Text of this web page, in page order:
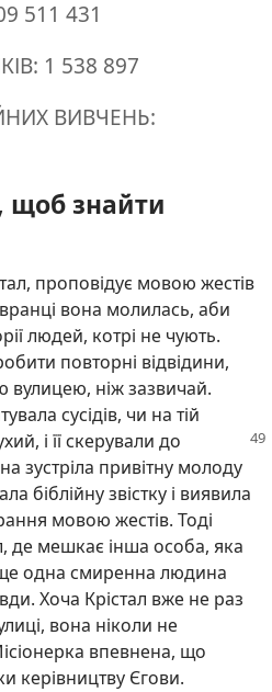
511 431
1 538 897
ВИВЧЕНЬ:
щоб знайти
проповідує мовою жестів
вона молилась, аби
людей, котрі не чують.
повторні відвідини,
вулицею, ніж зазвичай.
сусідів, чи на тій
і її скерували до
зустріла привітну молоду
біблійну звістку і виявила
мовою жестів. Тоді
де мешкає інша особа, яка
одна смиренна людина
Хоча Крістал вже не раз
вона ніколи не
впевнена, що
керівництву Єгови.